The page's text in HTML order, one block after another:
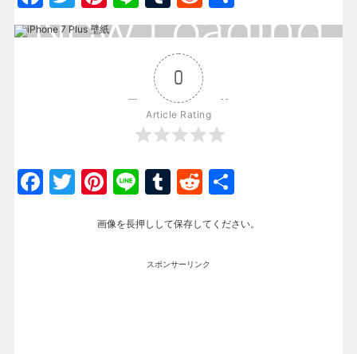
有
0
Article Rating
Facebook
Twitter
Pinterest
LineTumblr
Reddit
画像を長押しして保存してください。
スポンサーリンク